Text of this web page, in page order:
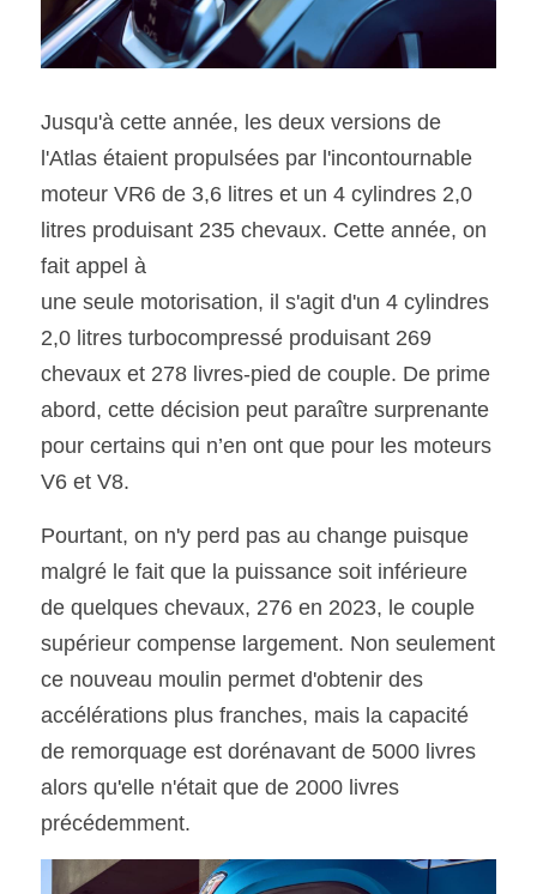
Jusqu'à cette année, les deux versions de
l'Atlas étaient propulsées par l'incontournable
moteur VR6 de 3,6 litres et un 4 cylindres 2,0
litres produisant 235 chevaux. Cette année, on
fait appel à
une seule motorisation, il s'agit d'un 4 cylindres
2,0 litres turbocompressé produisant 269
chevaux et 278 livres-pied de couple. De prime
abord, cette décision peut paraître surprenante
pour certains qui n’en ont que pour les moteurs
V6 et V8.
Pourtant, on n'y perd pas au change puisque
malgré le fait que la puissance soit inférieure
de quelques chevaux, 276 en 2023, le couple
supérieur compense largement. Non seulement
ce nouveau moulin permet d'obtenir des
accélérations plus franches, mais la capacité
de remorquage est dorénavant de 5000 livres
alors qu'elle n'était que de 2000 livres
précédemment.